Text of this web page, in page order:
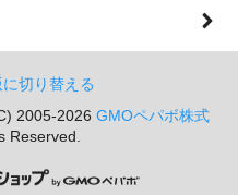
に切り替える
2005-2026 GMOペパボ株式
Reserved.